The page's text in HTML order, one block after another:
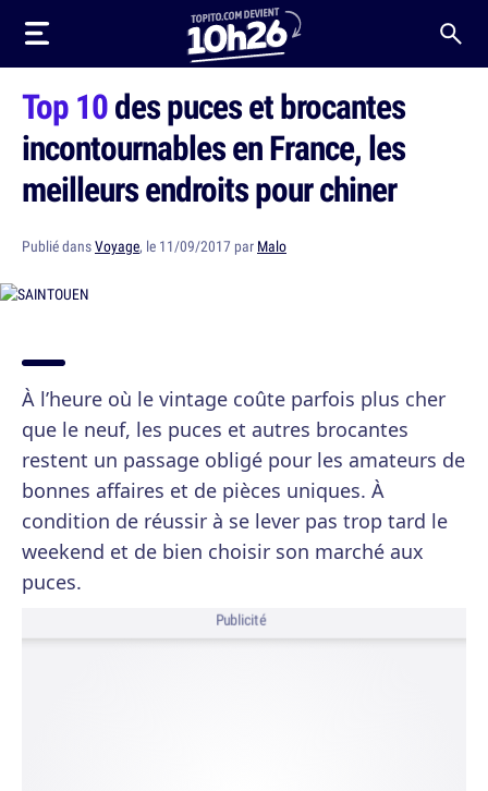
Top 10des puces et brocantes
incontournables en France, les
meilleurs endroits pour chiner
Publié dansVoyage, le 11/09/2017 par Malo
À l’heure où le vintage coûte parfois plus cher
que le neuf, les puces et autres brocantes
restent un passage obligé pour les amateurs de
bonnes affaires et de pièces uniques. À
condition de réussir à se lever pas trop tard le
weekend et de bien choisir son marché aux
puces.
Publicité